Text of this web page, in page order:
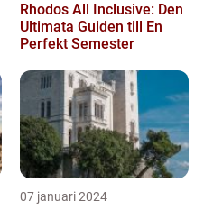
Rhodos All Inclusive: Den
Ultimata Guiden till En
Perfekt Semester
07 januari 2024